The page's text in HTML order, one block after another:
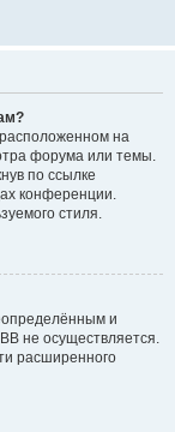
на
форума или темы.
по ссылке
конференции.
стиля.
и
не осуществляется.
расширенного